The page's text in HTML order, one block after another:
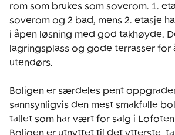
rom som brukes som soverom. 1.
soverom og 2 bad, mens 2. etasje
i åpen løsning med god takhøyde.
lagringsplass og gode terrasser for
utendørs.
Boligen er særdeles pent
sannsynligvis den mest smakfulle
tallet som har vært for salg i Lofoten